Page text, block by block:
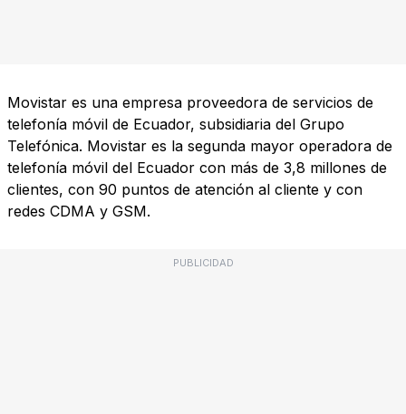
Movistar es una empresa proveedora de servicios de
telefonía móvil de Ecuador, subsidiaria del Grupo
Telefónica. Movistar es la segunda mayor operadora de
telefonía móvil del Ecuador con más de 3,8 millones de
clientes, con 90 puntos de atención al cliente y con
redes CDMA y GSM.
PUBLICIDAD